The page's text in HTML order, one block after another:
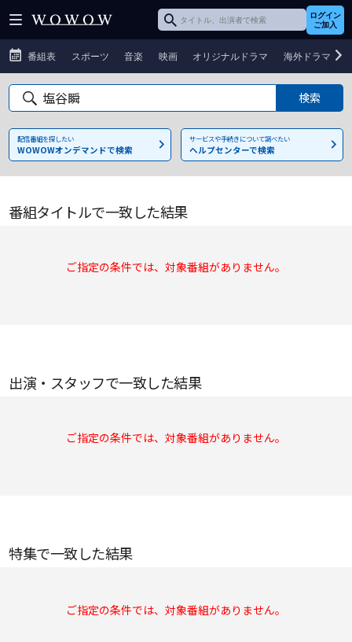
ログイン
ご加入
番組表 スポーツ 音楽 映画 オリジナルドラマ 海外ドラマ
配信番組を探したい
WOWOWオンデマンドで検索
サービスや手続きについて調べたい
ヘルプセンターで検索
番組タイトルで一致した結果
ご指定の条件では、対象番組がありません。
出演・スタッフで一致した結果
ご指定の条件では、対象番組がありません。
特集で一致した結果
ご指定の条件では、対象番組がありません。